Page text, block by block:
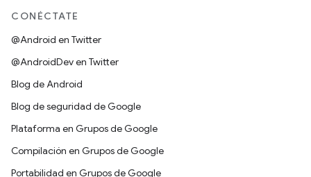
CONÉCTATE
@Android en Twitter
@AndroidDev en Twitter
Blog de Android
Blog de seguridad de Google
Plataforma en Grupos de Google
Compilación en Grupos de Google
Portabilidad en Grupos de Google